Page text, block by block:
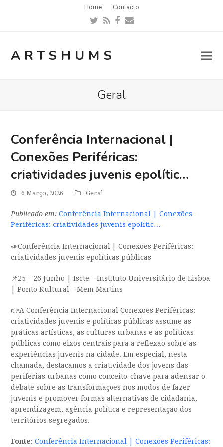
Home Contacto
Twitter
RSSFacebook
Email
ARTSHUMS
Geral
Conferência Internacional |
Conexões Periféricas:
criatividades juvenis epolític…
6 Março, 2026 Geral
Publicado em: Conferência Internacional | Conexões
Periféricas: criatividades juvenis epolític…
📣Conferência Internacional | Conexões Periféricas:
criatividades juvenis epolíticas públicas
📌25 – 26 Junho | Iscte – Instituto Universitário de Lisboa
| Ponto Kultural – Mem Martins
👉A Conferência Internacional Conexões Periféricas:
criatividades juvenis e políticas públicas assume as
práticas artísticas, as culturas urbanas e as políticas
públicas como eixos centrais para a reflexão sobre as
experiências juvenis na cidade. Em especial, nesta
chamada, destacamos a criatividade dos jovens das
periferias urbanas como conceito-chave para adensar o
debate sobre as transformações nos modos de fazer
juvenis e promover formas alternativas de cidadania,
aprendizagem, agência política e representação dos
territórios segregados.
Fonte: Conferência Internacional | Conexões Periféricas: